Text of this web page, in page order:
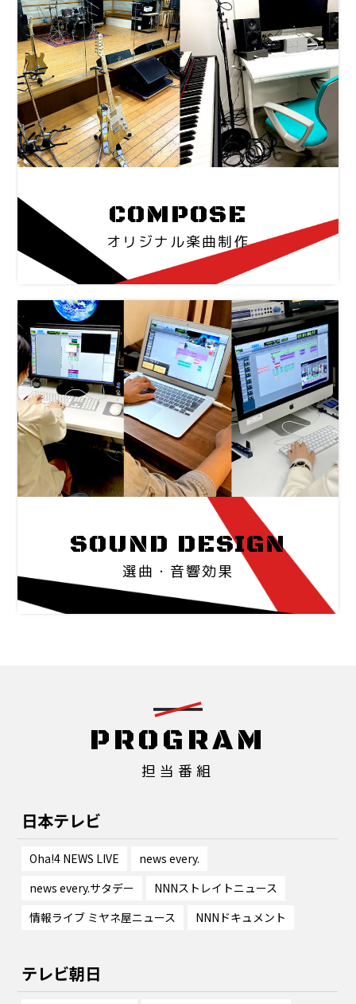
COMPOSE
オリジナル楽曲制作
SOUND DESIGN
選曲・音響効果
PROGRAM
担当番組
日本テレビ
Oha!4 NEWS LIVE
news every.
news every.サタデー
NNNストレイトニュース
情報ライブ ミヤネ屋ニュース
NNNドキュメント
テレビ朝日